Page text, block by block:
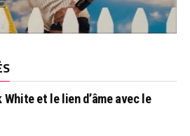
White et le lien d’âme avec le